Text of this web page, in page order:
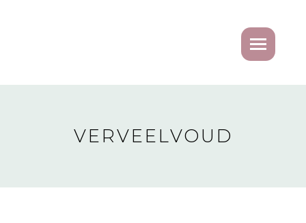
VERVEELVOUD